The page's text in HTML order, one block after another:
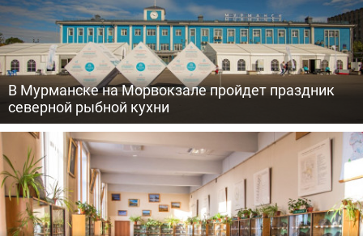
В Мурманске на Морвокзале пройдет праздник
северной рыбной кухни